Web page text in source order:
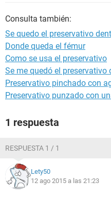
Consulta también:
Se quedo el preservativo
Donde queda el fémur
Como se usa el preservativo
Se me quedó el
Preservativo pinchado con
Preservativo punzado con
1 respuesta
RESPUESTA 1 / 1
Lety50
12 ago 2015 a las 21:23